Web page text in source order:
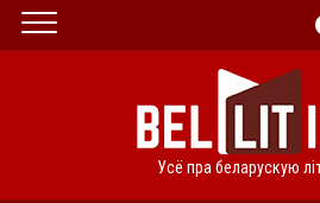
Усё пра беларускую